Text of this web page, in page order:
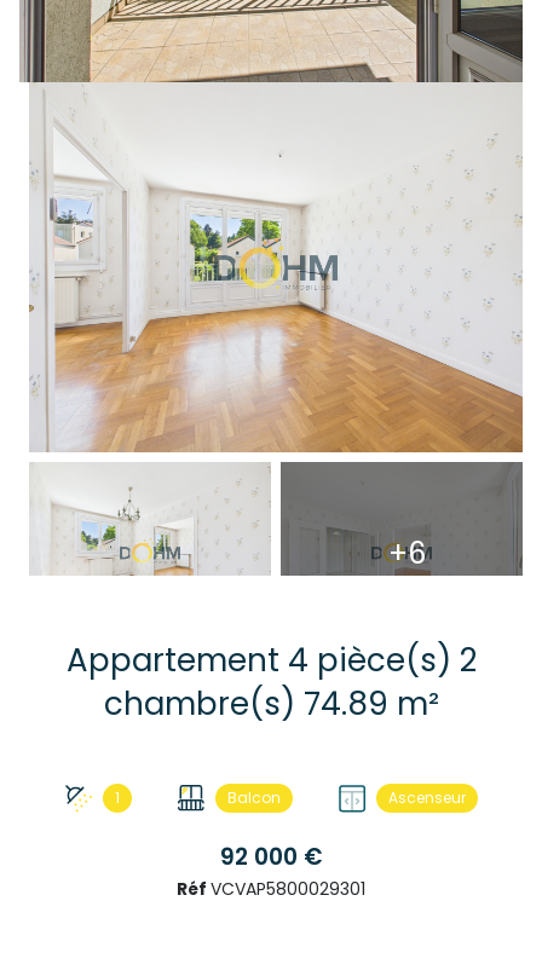
+6
Appartement 4 pièce(s) 2
chambre(s) 74.89 m²
1 Balcon Ascenseur
92 000 €
Réf VCVAP5800029301